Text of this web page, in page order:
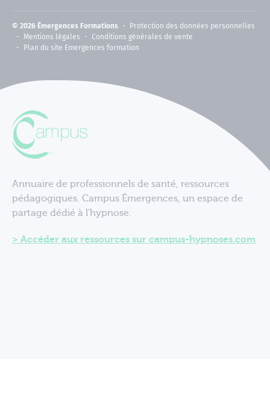
© 2026 Émergences Formations
Protection des données personnelles
Mentions légales
Conditions générales de vente
Plan du site Emergences formation
Annuaire de professionnels de santé, ressources
pédagogiques. Campus Émergences, un espace de
partage dédié à l'hypnose.
Accéder aux ressources sur campus-hypnoses.com